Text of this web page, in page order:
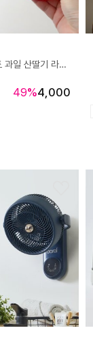
데데리트 과일 산딸기 라즈베리 말랑이 스퀴시 쫀득볼 슬라임 슬랑이 asmr 스트레스볼 장난감 생일 친구 커플 쓸데없는 선물
49%4,000